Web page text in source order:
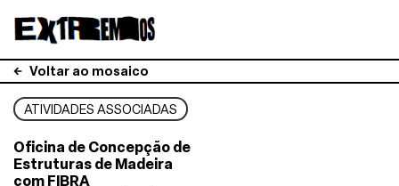
Voltar ao mosaico
ATIVIDADES ASSOCIADAS
Oficina de Concepção de
Estruturas de Madeira
com FIBRA